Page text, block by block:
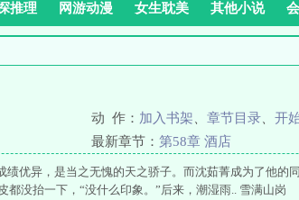
推理 网游动漫 女生耽美 其他小说
动 作： 加入书架 章节目录
开
最新章节： 第58章 酒店
绩优异，是当之无愧的天之骄子。而沈茹菁成为了他的
都没抬一下，“没什么印象。”后来，潮湿雨.. 雪满山岗